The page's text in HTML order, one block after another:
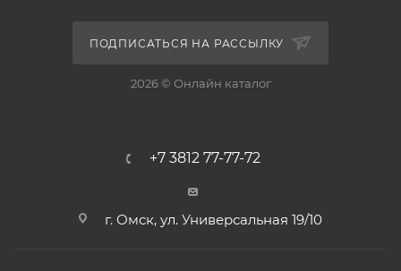
ПОДПИСАТЬСЯ НА РАССЫЛКУ
2026 © Онлайн каталог
+7 3812 77-77-72
г. Омск, ул. Универсальная 19/10